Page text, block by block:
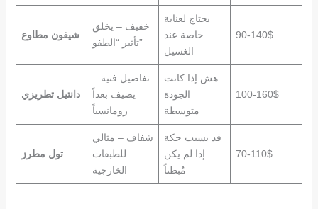
شيفون مطاوع
خفيف – يخلق
تأثير “الطفو”
يحتاج لعناية
خاصة عند
الغسيل
90-140$
دانتيل تطريزي
تفاصيل فنية –
يضيف بعداً
رومانسياً
هش إذا كانت
الجودة
متوسطة
100-160$
تول مطرز
شفاف – مثالي
للطبقات
الخارجية
قد يسبب حكة
إذا لم يكن
مُبطناً
70-110$